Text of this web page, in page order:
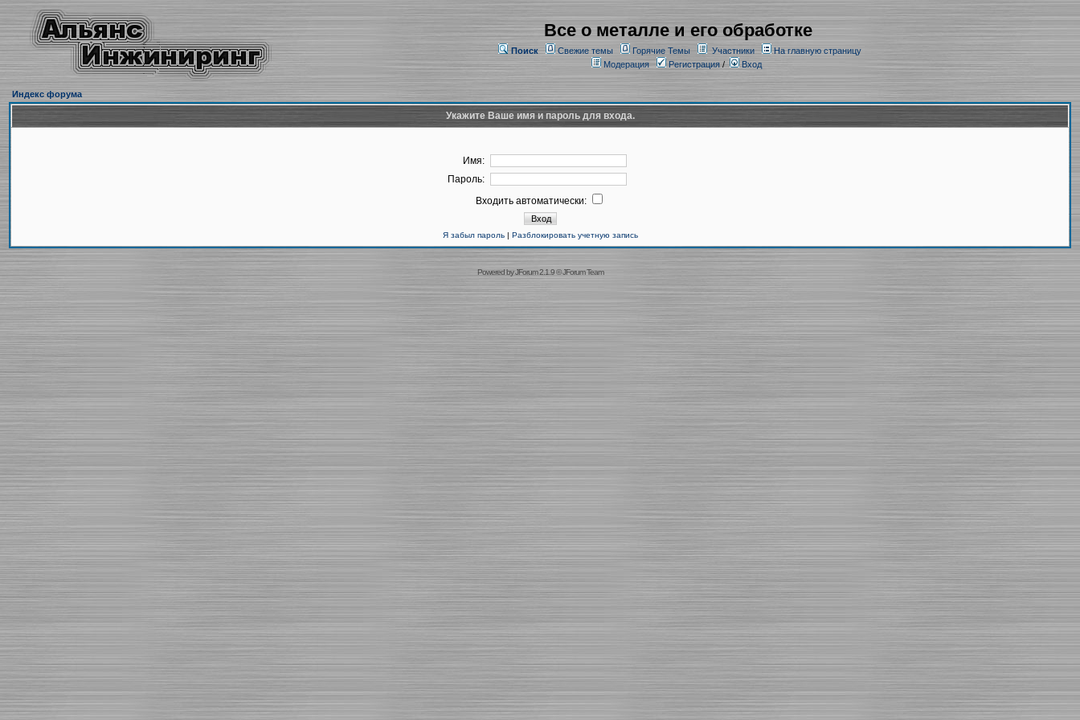
Все о металле и его обработке
Поиск Свежие темы Горячие Темы Участники
На главную страницу
Модерация
Регистрация/ Вход
Индекс форума
Укажите Ваше имя и пароль для входа.
Имя:
Пароль:
Входить автоматически:
Я забыл пароль| Разблокировать учетную запись
Powered byJForum 2.1.9©JForum Team